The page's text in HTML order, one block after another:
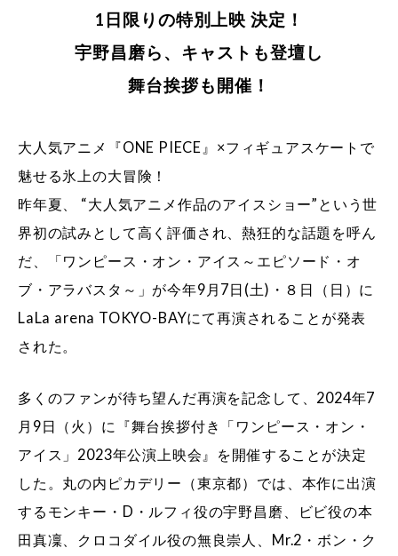
1日限りの特別上映 決定！
宇野昌磨ら、キャストも登壇し
舞台挨拶も開催！
大人気アニメ『ONE PIECE』×フィギュアスケートで
魅せる氷上の大冒険！
昨年夏、 “大人気アニメ作品のアイスショー”という世
界初の試みとして高く評価され、熱狂的な話題を呼ん
だ、「ワンピース・オン・アイス～エピソード・オ
ブ・アラバスタ～」が今年9月7日(土)・８日（日）に
LaLa arena TOKYO-BAYにて再演されることが発表
された。
多くのファンが待ち望んだ再演を記念して、2024年7
月9日（火）に『舞台挨拶付き「ワンピース・オン・
アイス」2023年公演上映会』を開催することが決定
した。丸の内ピカデリー（東京都）では、本作に出演
するモンキー・D・ルフィ役の宇野昌磨、ビビ役の本
田真凜、クロコダイル役の無良崇人、Mr.2・ボン・ク